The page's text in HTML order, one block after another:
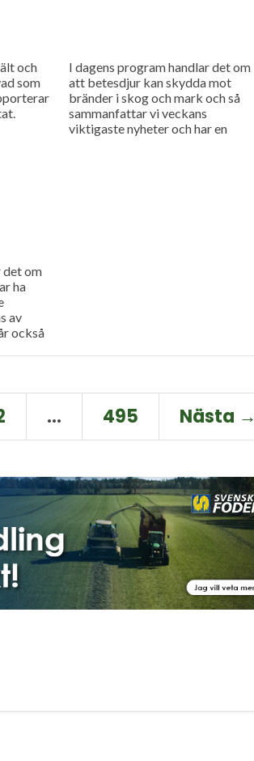
och
som
I dagens program handlar det om
att betesdjur kan skydda mot
bränder i skog och mark och så
sammanfattar vi veckans
viktigaste nyheter och har en
det om
ha
av
också
… 495 Nästa →